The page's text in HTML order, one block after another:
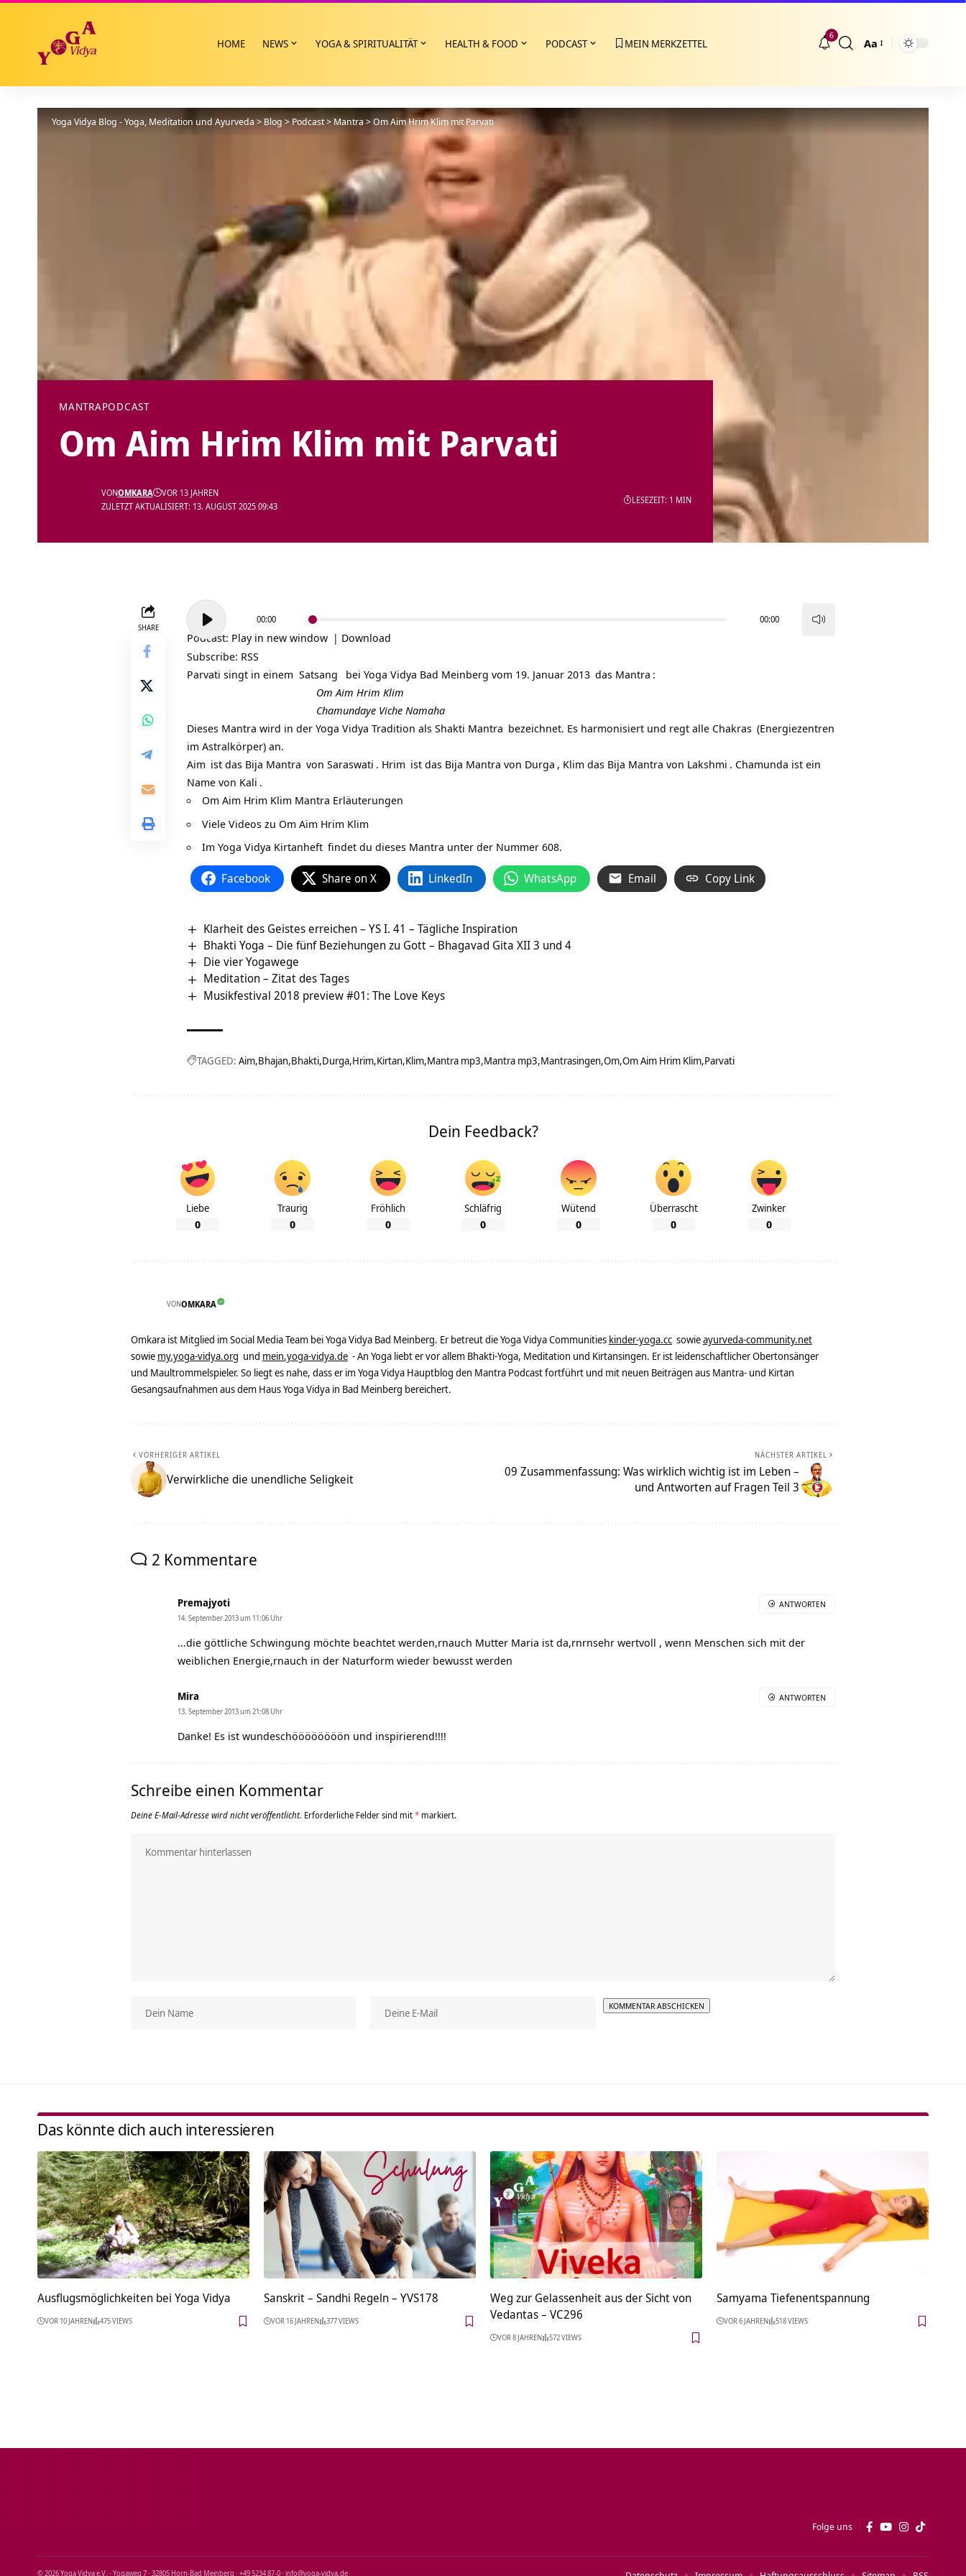
HOME NEWS YOGA & SPIRITUALITÄT HEALTH & FOOD PODCAST MEIN MERKZETTEL
6
Größenänderung
Aa
Yoga Vidya Blog - Yoga, Meditation und Ayurveda>Blog>Podcast>Mantra>Om Aim Hrim Klim mit Parvati
MANTRAPODCAST
Om Aim Hrim Klim mit Parvati
ZULETZT AKTUALISIERT: 13. AUGUST 2025 09:43
VONOMKARA VOR 13 JAHREN
LESEZEIT: 1 MIN
SHARE
Audio-
Player
00:00 00:00
Podcast: Play in new window | Download
Subscribe: RSS
Parvati singt in einem Satsang bei Yoga Vidya Bad Meinberg vom 19. Januar 2013 das Mantra :
Om Aim Hrim Klim
Chamundaye Viche Namaha
Dieses Mantra wird in der Yoga Vidya Tradition als Shakti Mantra bezeichnet. Es harmonisiert und regt alle Chakras (Energiezentren
im Astralkörper) an.
Aim ist das Bija Mantra von Saraswati . Hrim ist das Bija Mantra von Durga , Klim das Bija Mantra von Lakshmi . Chamunda ist ein
Name von Kali .
Om Aim Hrim Klim Mantra Erläuterungen
Viele Videos zu Om Aim Hrim Klim
Im Yoga Vidya Kirtanheft findet du dieses Mantra unter der Nummer 608.
Facebook Share on X LinkedIn WhatsApp Email Copy Link
Klarheit des Geistes erreichen – YS I. 41 – Tägliche Inspiration
Bhakti Yoga – Die fünf Beziehungen zu Gott – Bhagavad Gita XII 3 und 4
Die vier Yogawege
Meditation – Zitat des Tages
Musikfestival 2018 preview #01: The Love Keys
TAGGED: Aim Bhajan Bhakti Durga Hrim Kirtan Klim Mantra mp3 Mantra mp3 Mantrasingen Om Om Aim Hrim Klim Parvati
Dein Feedback?
Liebe
0
Traurig
0
Fröhlich
0
Schläfrig
0
Wütend
0
Überrascht
0
Zwinker
0
VONOMKARA
Omkara ist Mitglied im Social Media Team bei Yoga Vidya Bad Meinberg. Er betreut die Yoga Vidya Communities kinder-yoga.cc sowieayurveda-community.net
sowie my.yoga-vidya.org und mein.yoga-vidya.de - An Yoga liebt er vor allem Bhakti-Yoga, Meditation und Kirtansingen. Er ist leidenschaftlicher Obertonsänger
und Maultrommelspieler. So liegt es nahe, dass er im Yoga Vidya Hauptblog den Mantra Podcast fortführt und mit neuen Beiträgen aus Mantra- und Kirtan
Gesangsaufnahmen aus dem Haus Yoga Vidya in Bad Meinberg bereichert.
VORHERIGER ARTIKEL
Verwirkliche die unendliche Seligkeit
NÄCHSTER ARTIKEL
09 Zusammenfassung: Was wirklich wichtig ist im Leben –
und Antworten auf Fragen Teil 3
2 Kommentare
Premajyoti
14. September 2013 um 11:06 Uhr
…die göttliche Schwingung möchte beachtet werden,rnauch Mutter Maria ist da,rnrnsehr wertvoll , wenn Menschen sich mit der
weiblichen Energie,rnauch in der Naturform wieder bewusst werden
ANTWORTEN
Mira
13. September 2013 um 21:08 Uhr
Danke! Es ist wundeschöööööööön und inspirierend!!!!
ANTWORTEN
Schreibe einen Kommentar
Deine E-Mail-Adresse wird nicht veröffentlicht. Erforderliche Felder sind mit* markiert.
Das könnte dich auch interessieren
Ausflugsmöglichkeiten bei Yoga Vidya
VOR 10 JAHREN 475 VIEWS
Sanskrit – Sandhi Regeln – YVS178
VOR 16 JAHREN 377 VIEWS
Weg zur Gelassenheit aus der Sicht von
Vedantas – VC296
VOR 8 JAHREN 572 VIEWS
Samyama Tiefenentspannung
VOR 6 JAHREN 518 VIEWS
Folge uns
© 2026 Yoga Vidya e.V. · Yogaweg 7 · 32805 Horn‑Bad Meinberg · +49 5234 87‑0 · info@yoga‑vidya.de